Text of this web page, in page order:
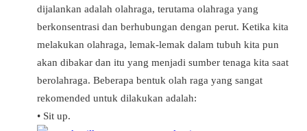
dijalankan adalah olahraga, terutama olahraga yang
berkonsentrasi dan berhubungan dengan perut. Ketika kita
melakukan olahraga, lemak-lemak dalam tubuh kita pun
akan dibakar dan itu yang menjadi sumber tenaga kita saat
berolahraga. Beberapa bentuk olah raga yang sangat
rekomended untuk dilakukan adalah:
• Sit up.